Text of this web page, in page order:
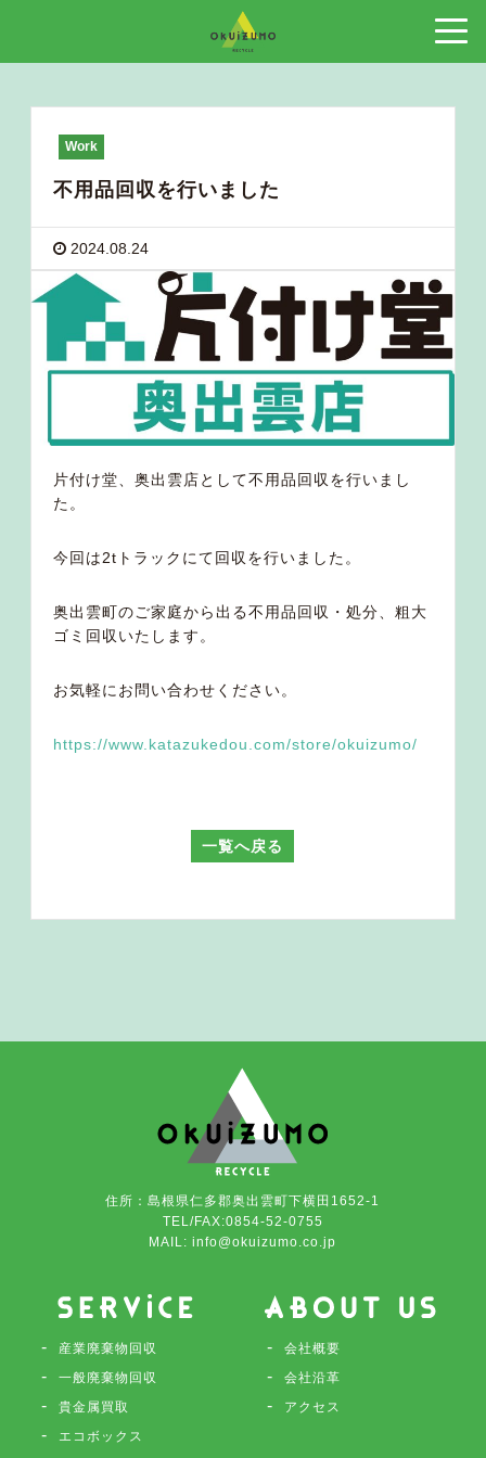
Work
不用品回収を行いました
2024.08.24
片付け堂、奥出雲店として不用品回収を行いまし
た。
今回は2tトラックにて回収を行いました。
奥出雲町のご家庭から出る不用品回収・処分、粗大
ゴミ回収いたします。
お気軽にお問い合わせください。
https://www.katazukedou.com/store/okuizumo/
一覧へ戻る
住所：島根県仁多郡奥出雲町下横田1652-1
TEL/FAX:0854-52-0755
MAIL: info@okuizumo.co.jp
産業廃棄物回収
一般廃棄物回収
貴金属買取
エコボックス
会社概要
会社沿革
アクセス